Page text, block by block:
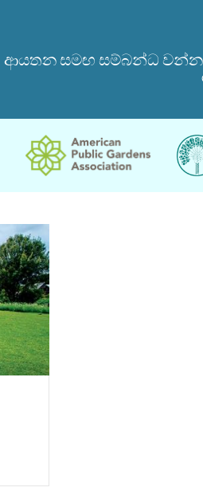
ආයතන සමඟ සම්බන්ධ වන්න